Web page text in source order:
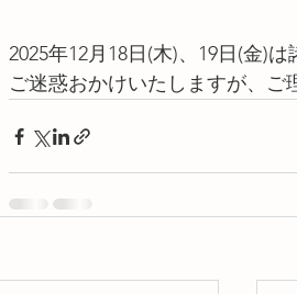
2025年12月18日(木)、19日(金)
ご迷惑おかけいたしますが、ご